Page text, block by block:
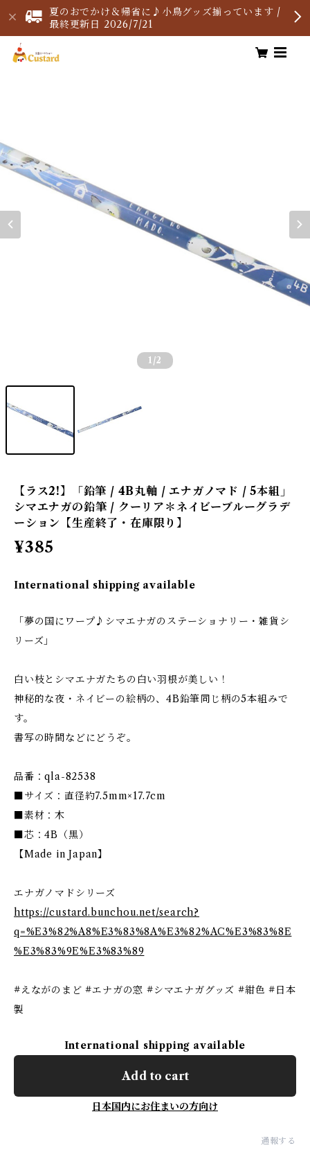
夏のおでかけ＆帰省に♪小鳥グッズ揃っています /
最終更新日 2026/7/21
1 /2
【ラス2!】「鉛筆 / 4B丸軸 / エナガノマド / 5本組」
シマエナガの鉛筆 / クーリア＊ネイビーブルーグラデ
ーション【生産終了・在庫限り】
¥385
International shipping available
「夢の国にワープ♪シマエナガのステーショナリー・雑貨シ
リーズ」
白い枝とシマエナガたちの白い羽根が美しい！
神秘的な夜・ネイビーの絵柄の、4B鉛筆同じ柄の5本組みで
す。
書写の時間などにどうぞ。
品番：qla-82538
■サイズ：直径約7.5mm×17.7cm
■素材：木
■芯：4B（黒）
【Made in Japan】
エナガノマドシリーズ
https://custard.bunchou.net/search?
q=%E3%82%A8%E3%83%8A%E3%82%AC%E3%83%8E
%E3%83%9E%E3%83%89
#えながのまど #エナガの窓 #シマエナガグッズ #紺色 #日本
製
International shipping available
Add to cart
日本国内にお住まいの方向け
通報する